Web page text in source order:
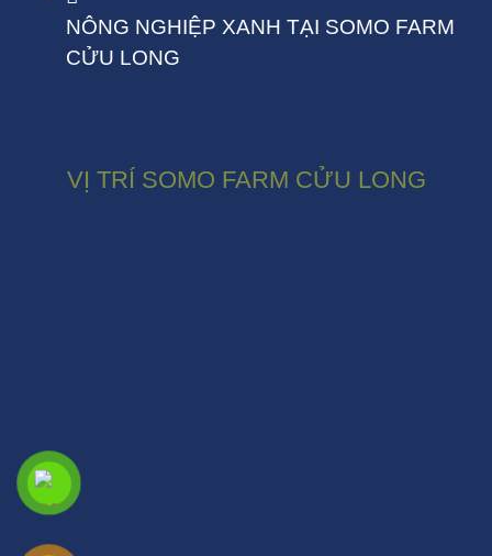
NÔNG NGHIỆP XANH TẠI SOMO FARM
CỬU LONG
VỊ TRÍ SOMO FARM CỬU LONG